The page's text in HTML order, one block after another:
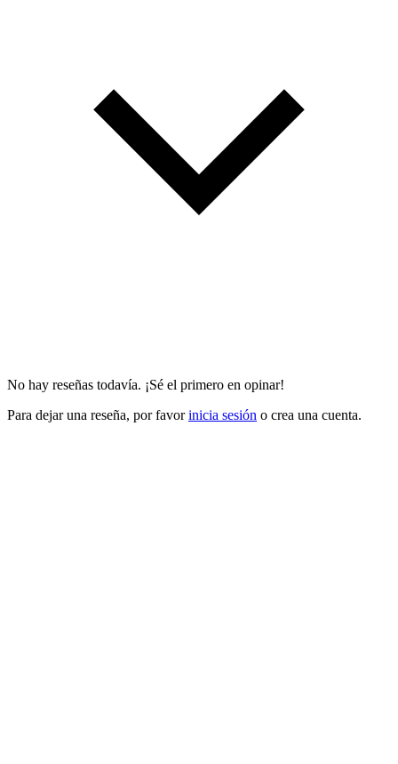
No hay reseñas todavía. ¡Sé el primero en opinar!
Para dejar una reseña, por favorinicia sesión o crea una cuenta.